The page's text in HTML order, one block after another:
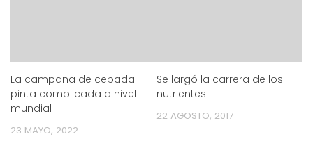
La campaña de cebada
pinta complicada a nivel
mundial
23 MAYO, 2022
Se largó la carrera de los
nutrientes
22 AGOSTO, 2017